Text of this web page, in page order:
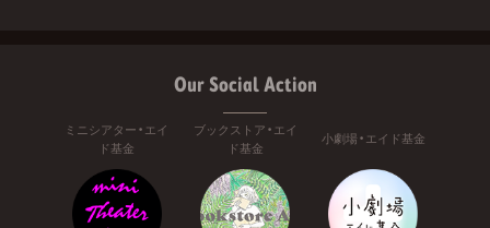
Our Social Action
ミニシアター・エイ
ド基金
ブックストア・エイ
ド基金
小劇場・エイド基金